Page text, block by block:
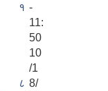
१ -
11:
50
८
10
/1
8/